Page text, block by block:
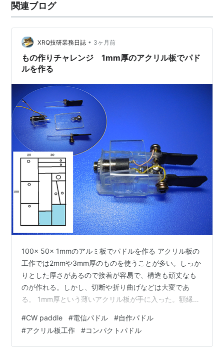
チャタリングの発生が懸念されたが、実際に試してみる
と多くのエレキーにはそれらを補正する機能が組み…
関連ブログ
XRQ技研業務日誌 • 3ヶ月前
もの作りチャレンジ 1mm厚のアクリル板でパド
ルを作る
100× 50× 1mmのアルミ板でパドルを作る アクリル板の
工作では2mmや3mm厚のものを使うことが多い。しっか
りとした厚さがあるので接着が容易で、構造も頑丈なも
のが作れる。しかし、切断や折り曲げなどは大変であ
る。 1mm厚という薄いアクリル板が手に入った。額縁の
ケースなどに用いられるもののようである。薄いためナ
イフでも切断することができる。アクリルとしての性質
はそのままなので接着も溶剤を使って容易だ。これを使
#CW paddle #電信パドル #自作パドル
#アクリル板工作 #コンパクトパドル